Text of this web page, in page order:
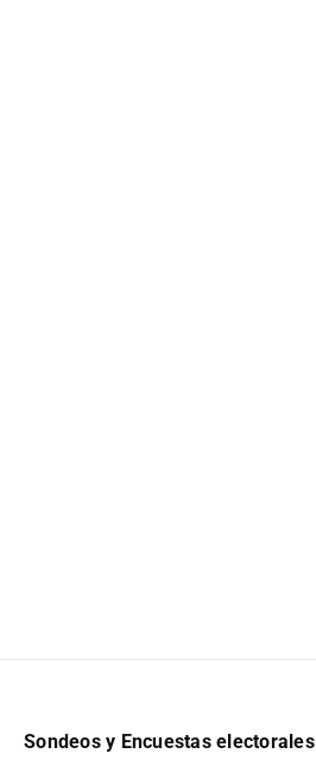
Sondeos y Encuestas electorales